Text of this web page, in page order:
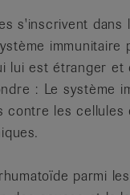
s'inscrivent
lui est étranger et
: Le système
contre les
parmi